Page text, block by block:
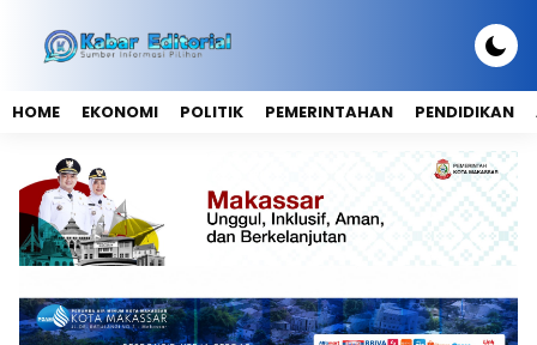
HOME EKONOMI POLITIK PEMERINTAHAN PENDIDIKAN